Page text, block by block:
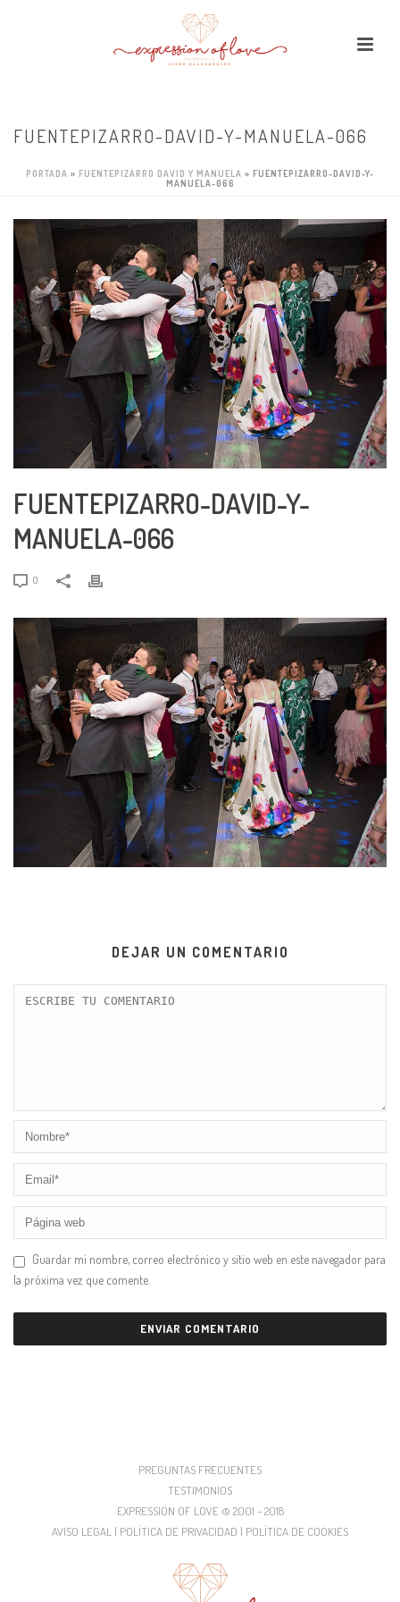
FUENTEPIZARRO-DAVID-Y-MANUELA-066
PORTADA » FUENTEPIZARRO DAVID Y MANUELA » FUENTEPIZARRO-DAVID-Y-
MANUELA-066
FUENTEPIZARRO-DAVID-Y-
MANUELA-066
0
DEJAR UN COMENTARIO
Guardar mi nombre, correo electrónico y sitio web en este navegador para
la próxima vez que comente.
PREGUNTAS FRECUENTES
TESTIMONIOS
EXPRESSION OF LOVE © 2001 - 2018
AVISO LEGAL | POLÍTICA DE PRIVACIDAD | POLÍTICA DE COOKIES